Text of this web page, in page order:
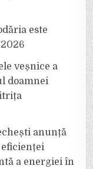
este
veșnice a
doamnei
anunță
a energiei în